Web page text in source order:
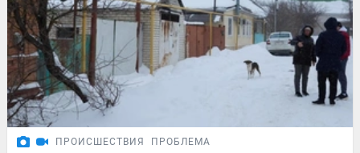
ПРОИСШЕСТВИЯ ПРОБЛЕМА